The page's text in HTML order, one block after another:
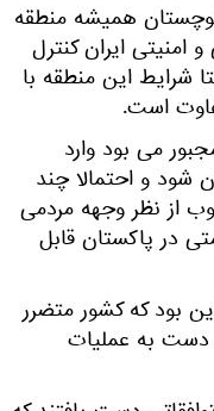
همیشه منطقه
امنیتی ایران کنترل
شرایط این منطقه با
است.
می بود وارد
شود و احتمالا چند
از نظر وجهه مردمی
در پاکستان قابل
بود که کشور متضرر
دست به عملیات